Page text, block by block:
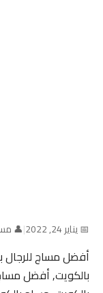
📅 يناير 24, 2022 |👤 مساج
أفضل مساج للرجال
بالكويت, أفضل مساج